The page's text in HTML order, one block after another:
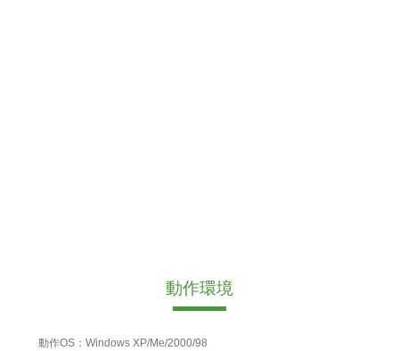
動作環境
動作OS：Windows XP/Me/2000/98